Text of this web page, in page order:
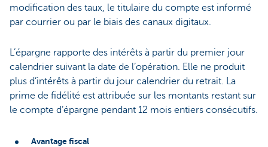
modification des taux, le titulaire du compte est informé
par courrier ou par le biais des canaux digitaux.
L’épargne rapporte des intérêts à partir du premier jour
calendrier suivant la date de l’opération. Elle ne produit
plus d’intérêts à partir du jour calendrier du retrait. La
prime de fidélité est attribuée sur les montants restant sur
le compte d’épargne pendant 12 mois entiers consécutifs.
Avantage fiscal